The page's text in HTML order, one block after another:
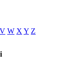
V W X Y Z